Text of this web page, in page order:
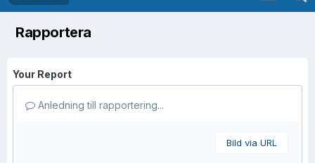
Rapportera
Your Report
Anledning till rapportering...
Bild via URL